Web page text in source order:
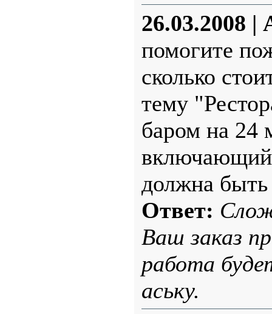
26.03.2008 |
помогите
сколько
тему
баром на 24
включающий
должна
Ответ:
Ваш заказ
работа
аську.